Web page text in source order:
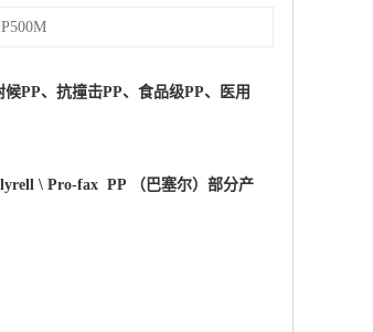
PP、抗撞击PP、食品级PP、医用
\ Pro-fax PP （巴塞尔）部分产